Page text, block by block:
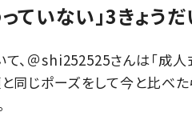
っていない」3きょう
、＠shi252525さんは「成
同じポーズをして今と比べ